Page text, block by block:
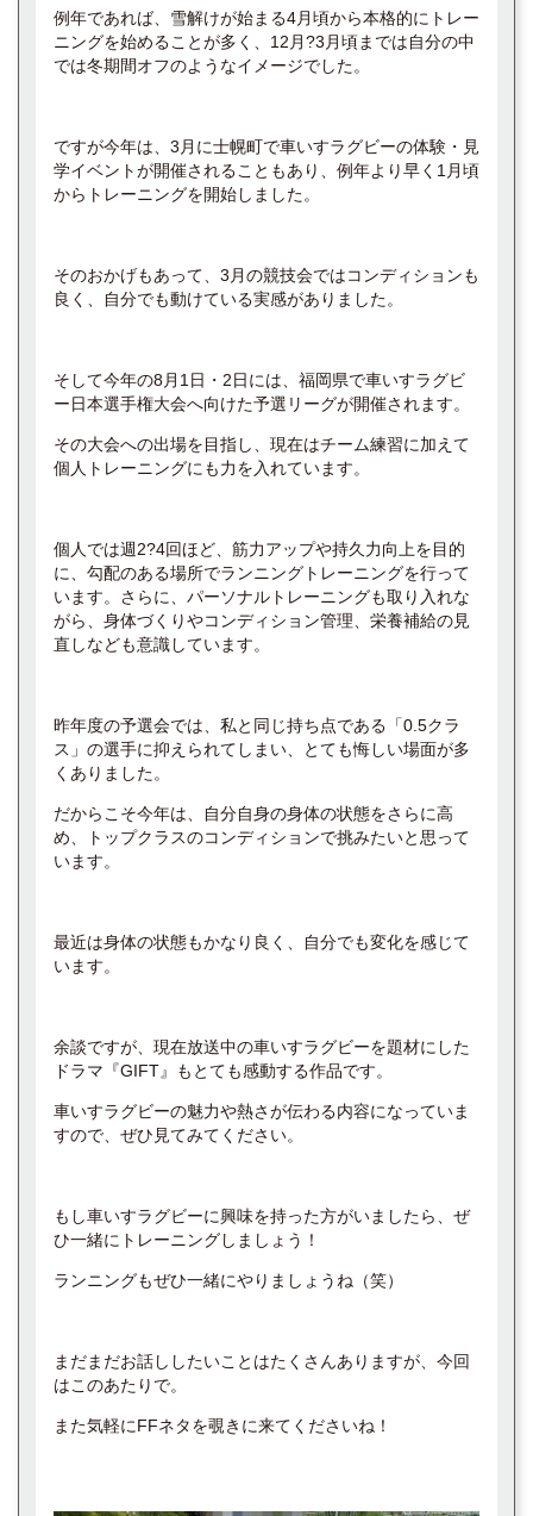
例年であれば、雪解けが始まる4月頃から本格的にトレー
ニングを始めることが多く、12月?3月頃までは自分の中
では冬期間オフのようなイメージでした。
ですが今年は、3月に士幌町で車いすラグビーの体験・見
学イベントが開催されることもあり、例年より早く1月頃
からトレーニングを開始しました。
そのおかげもあって、3月の競技会ではコンディションも
良く、自分でも動けている実感がありました。
そして今年の8月1日・2日には、福岡県で車いすラグビ
ー日本選手権大会へ向けた予選リーグが開催されます。
その大会への出場を目指し、現在はチーム練習に加えて
個人トレーニングにも力を入れています。
個人では週2?4回ほど、筋力アップや持久力向上を目的
に、勾配のある場所でランニングトレーニングを行って
います。さらに、パーソナルトレーニングも取り入れな
がら、身体づくりやコンディション管理、栄養補給の見
直しなども意識しています。
昨年度の予選会では、私と同じ持ち点である「0.5クラ
ス」の選手に抑えられてしまい、とても悔しい場面が多
くありました。
だからこそ今年は、自分自身の身体の状態をさらに高
め、トップクラスのコンディションで挑みたいと思って
います。
最近は身体の状態もかなり良く、自分でも変化を感じて
います。
余談ですが、現在放送中の車いすラグビーを題材にした
ドラマ『GIFT』もとても感動する作品です。
車いすラグビーの魅力や熱さが伝わる内容になっていま
すので、ぜひ見てみてください。
もし車いすラグビーに興味を持った方がいましたら、ぜ
ひ一緒にトレーニングしましょう！
ランニングもぜひ一緒にやりましょうね（笑）
まだまだお話ししたいことはたくさんありますが、今回
はこのあたりで。
また気軽にFFネタを覗きに来てくださいね！